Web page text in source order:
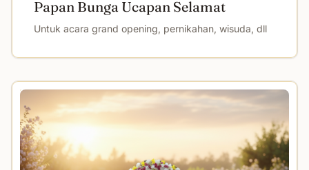
Papan Bunga Ucapan Selamat
Untuk acara grand opening, pernikahan, wisuda, dll